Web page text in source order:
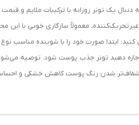
یک تونر روزانه با ترکیبات ملایم و
معمولاً سازگاری خوبی با این
کنید: ابتدا صورت خود را با شوینده مناسب
دهید تونر جذب پوست شود. توصیه می‌شود
شفاف‌تر شدن رنگ پوست کاهش خشکی و